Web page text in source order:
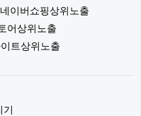
네이버쇼핑상위노출
어상위노출
트상위노출
기